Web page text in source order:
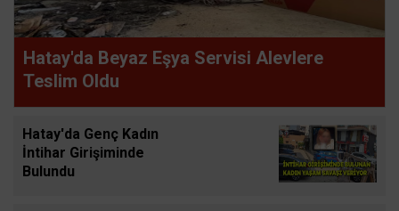
Hatay'da Beyaz Eşya Servisi Alevlere
Teslim Oldu
Hatay'da Genç Kadın
İntihar Girişiminde
Bulundu